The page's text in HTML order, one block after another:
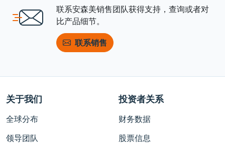
联系安森美销售团队获得支持，查询或者对
比产品细节。
联系销售
关于我们
全球分布
领导团队
投资者关系
财务数据
股票信息